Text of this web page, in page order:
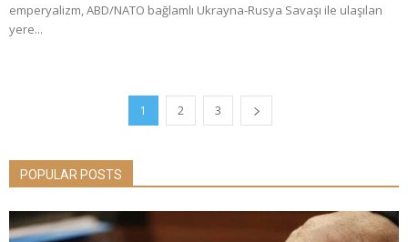
emperyalizm, ABD/NATO bağlamlı Ukrayna-Rusya Savaşı ile ulaşılan
yere...
1 2 3
POPULAR POSTS